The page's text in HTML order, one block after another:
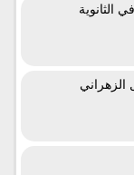
الثانوية
الزهراني